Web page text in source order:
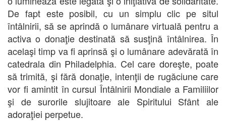
De fapt este posibil, cu un simplu clic pe situl
întâlnirii, să se aprindă o lumânare virtuală pentru a
activa o donaţie destinată să susţină întâlnirea. În
acelaşi timp va fi aprinsă şi o lumânare adevărată în
catedrala din Philadelphia. Cel care doreşte, poate
să trimită, şi fără donaţie, intenţii de rugăciune care
vor fi amintit în cursul Întâlnirii Mondiale a Familiilor
şi de surorile slujitoare ale Spiritului Sfânt ale
adoraţiei perpetue.